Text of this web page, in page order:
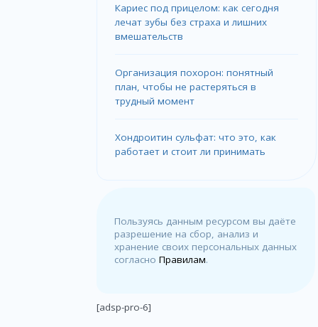
Кариес под прицелом: как сегодня
лечат зубы без страха и лишних
вмешательств
Организация похорон: понятный
план, чтобы не растеряться в
трудный момент
Хондроитин сульфат: что это, как
работает и стоит ли принимать
Пользуясь данным ресурсом вы даёте
разрешение на сбор, анализ и
хранение своих персональных данных
согласно Правилам.
[adsp-pro-6]